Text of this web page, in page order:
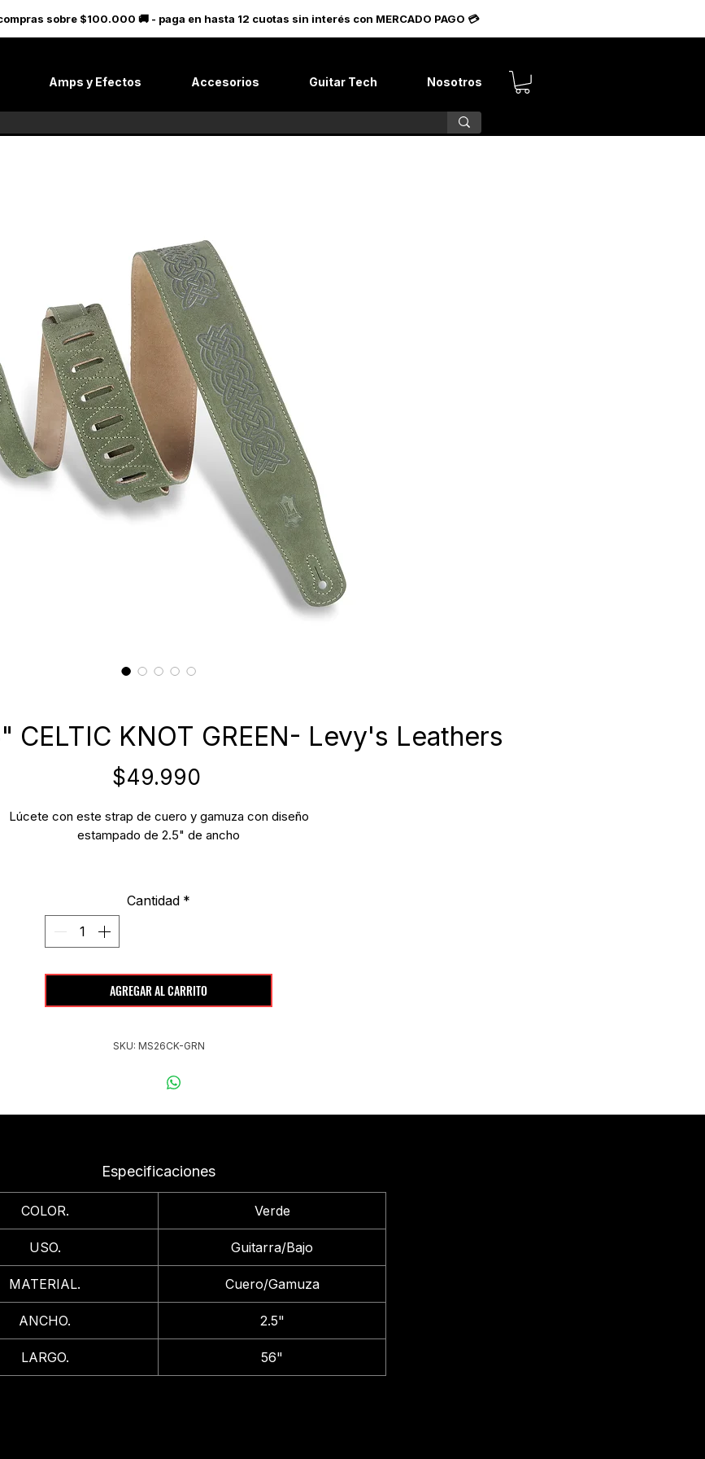
sobre $100.000 🚚 - paga en hasta 12 cuotas sin interés con MERCADO PAGO 💳
Amps y Efectos Accesorios Guitar Tech Nosotros
CELTIC KNOT GREEN- Levy's Leathers
$49.990
Lúcete con este strap de cuero y gamuza con diseño
estampado de 2.5" de ancho
Cantidad *
AGREGAR AL CARRITO
SKU: MS26CK-GRN
Especificaciones
COLOR. Verde
USO. Guitarra/Bajo
MATERIAL. Cuero/Gamuza
ANCHO. 2.5"
LARGO. 56"